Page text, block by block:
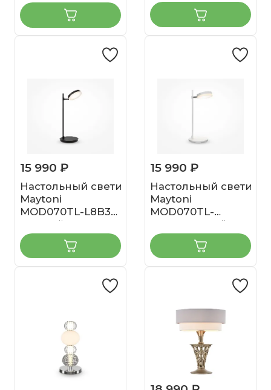
15 990 ₽
Настольный светильник
Maytoni
MOD070TL-L8B3K
Черный
15 990 ₽
Настольный
Maytoni
MOD070TL-
L8W3K Белый